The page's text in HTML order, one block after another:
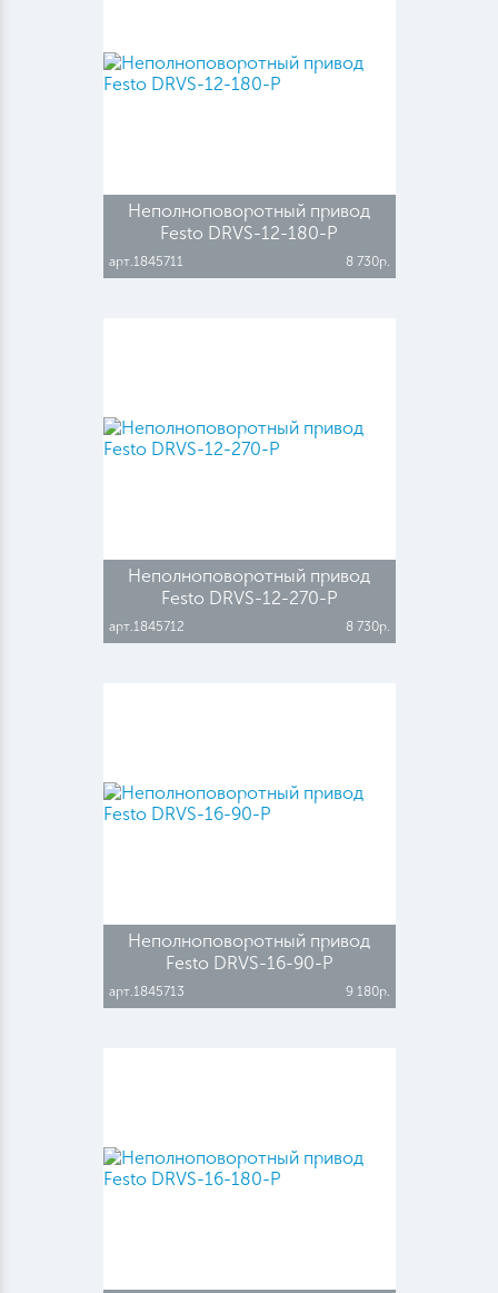
Неполноповоротный привод
Festo DRVS-12-180-P
арт.1845711 8 730р.
Неполноповоротный привод
Festo DRVS-12-270-P
арт.1845712 8 730р.
Неполноповоротный привод
Festo DRVS-16-90-P
арт.1845713 9 180р.